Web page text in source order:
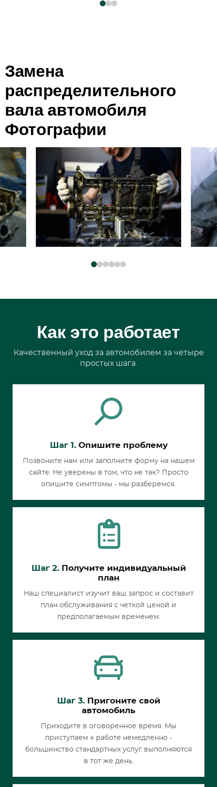
Замена
распределительного
вала автомобиля
Фотографии
Как это работает
Качественный уход за автомобилем за четыре
простых шага.
Шаг 1.Опишите проблему
Позвоните нам или заполните форму на нашем
сайте. Не уверены в том, что не так? Просто
опишите симптомы - мы разберемся.
Шаг 2.Получите индивидуальный
план
Наш специалист изучит ваш запрос и составит
план обслуживания с четкой ценой и
предполагаемым временем.
Шаг 3.Пригоните свой
автомобиль
Приходите в оговоренное время. Мы
приступаем к работе немедленно -
большинство стандартных услуг выполняются
в тот же день.